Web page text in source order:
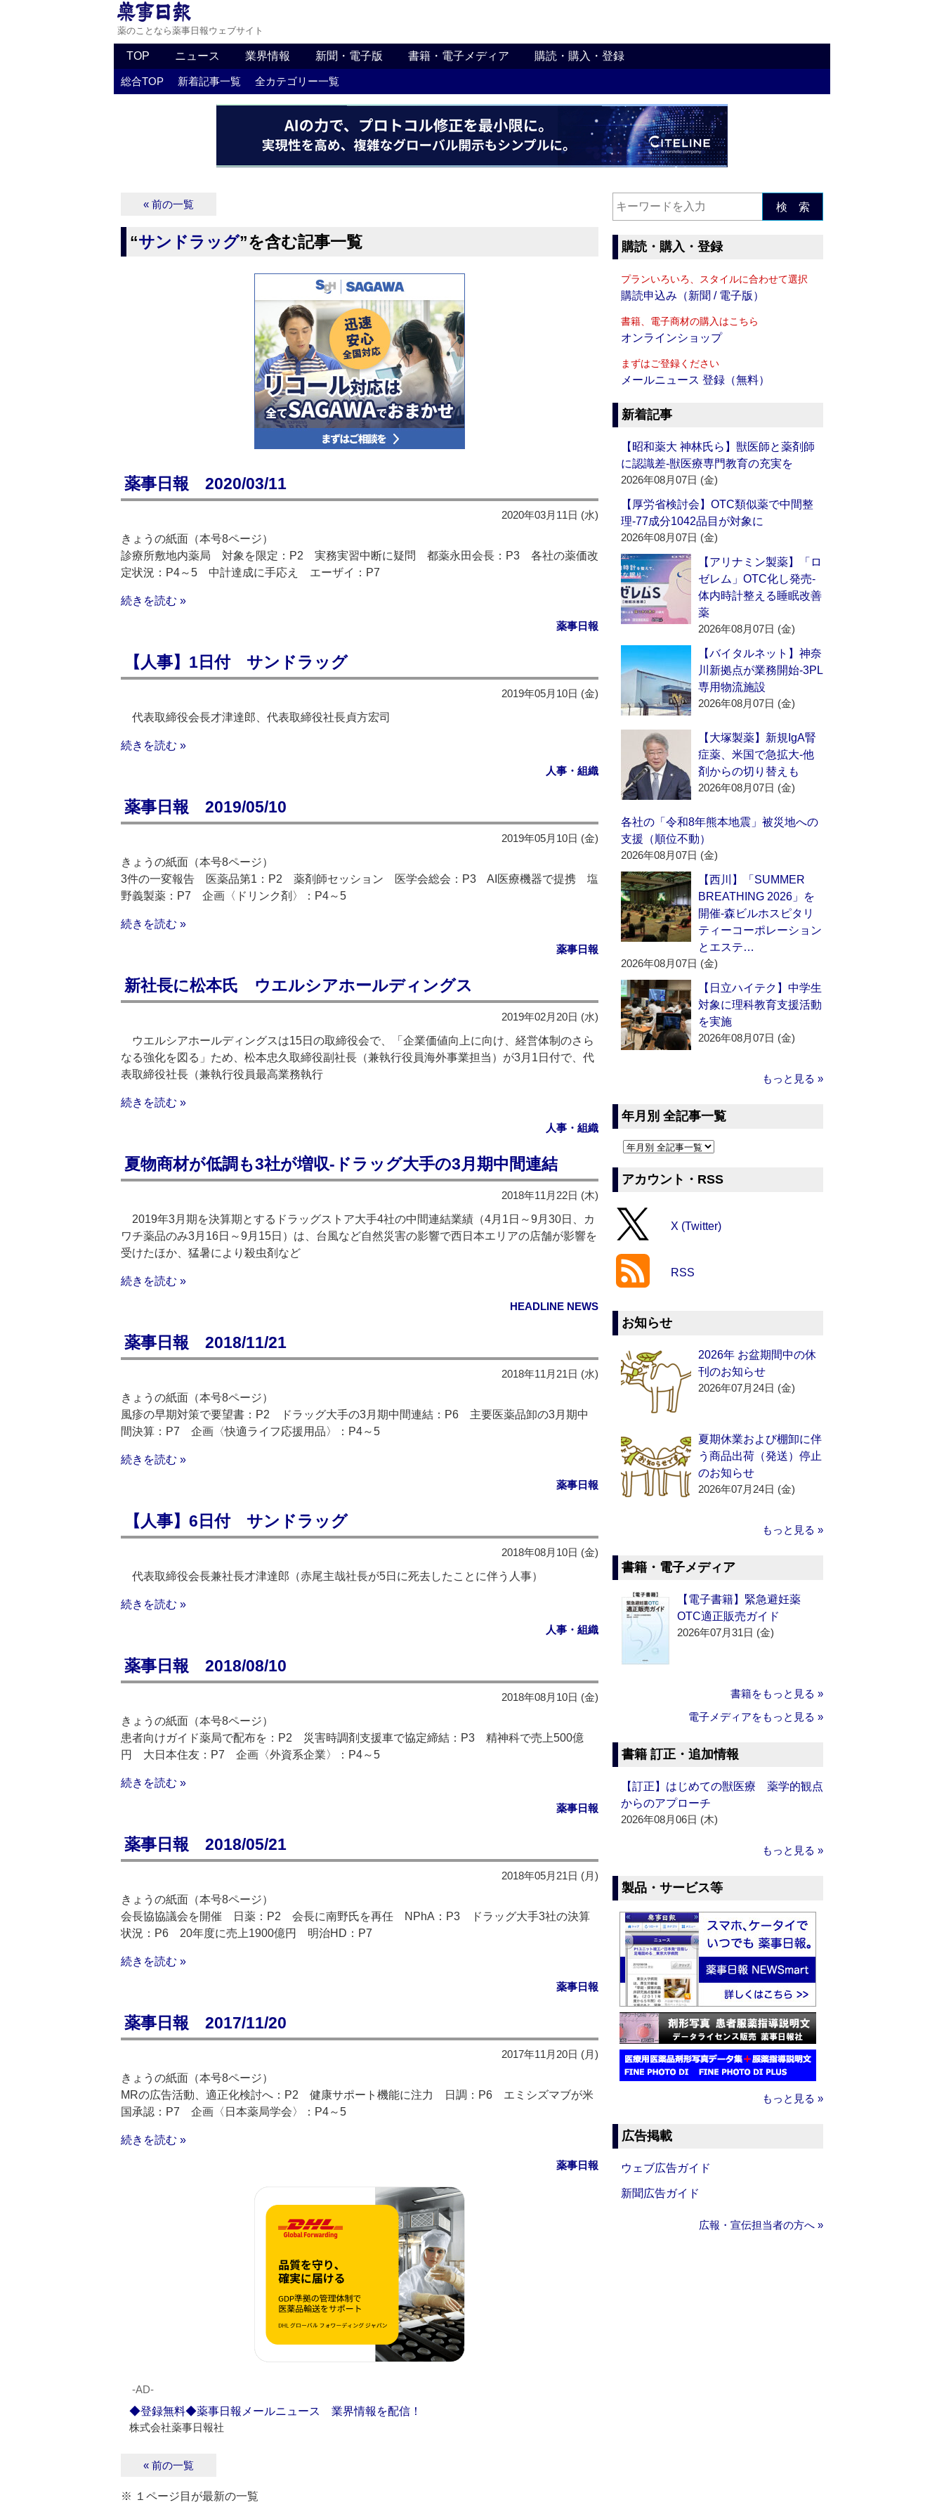
薬のことなら薬事日報ウェブサイト
TOP ニュース 業界情報 新聞・電子版 書籍・電子メディア 購読・購入・登録
総合TOP 新着記事一覧 全カテゴリー一覧
« 前の一覧
“サンドラッグ”を含む記事一覧
薬事日報 2020/03/11
2020年03月11日 (水)
きょうの紙面（本号8ページ）
診療所敷地内薬局 対象を限定：P2 実務実習中断に疑問 都薬永田会長：P3 各社の薬価改
定状況：P4～5 中計達成に手応え エーザイ：P7
続きを読む »
薬事日報
【人事】1日付 サンドラッグ
2019年05月10日 (金)
代表取締役会長才津達郎、代表取締役社長貞方宏司
続きを読む »
人事・組織
薬事日報 2019/05/10
2019年05月10日 (金)
きょうの紙面（本号8ページ）
3件の一変報告 医薬品第1：P2 薬剤師セッション 医学会総会：P3 AI医療機器で提携 塩
野義製薬：P7 企画〈ドリンク剤〉：P4～5
続きを読む »
薬事日報
新社長に松本氏 ウエルシアホールディングス
2019年02月20日 (水)
ウエルシアホールディングスは15日の取締役会で、「企業価値向上に向け、経営体制のさら
なる強化を図る」ため、松本忠久取締役副社長（兼執行役員海外事業担当）が3月1日付で、代
表取締役社長（兼執行役員最高業務執行
続きを読む »
人事・組織
夏物商材が低調も3社が増収‐ドラッグ大手の3月期中間連結
2018年11月22日 (木)
2019年3月期を決算期とするドラッグストア大手4社の中間連結業績（4月1日～9月30日、カ
ワチ薬品のみ3月16日～9月15日）は、台風など自然災害の影響で西日本エリアの店舗が影響を
受けたほか、猛暑により殺虫剤など
続きを読む »
HEADLINE NEWS
薬事日報 2018/11/21
2018年11月21日 (水)
きょうの紙面（本号8ページ）
風疹の早期対策で要望書：P2 ドラッグ大手の3月期中間連結：P6 主要医薬品卸の3月期中
間決算：P7 企画〈快適ライフ応援用品〉：P4～5
続きを読む »
薬事日報
【人事】6日付 サンドラッグ
2018年08月10日 (金)
代表取締役会長兼社長才津達郎（赤尾主哉社長が5日に死去したことに伴う人事）
続きを読む »
人事・組織
薬事日報 2018/08/10
2018年08月10日 (金)
きょうの紙面（本号8ページ）
患者向けガイド薬局で配布を：P2 災害時調剤支援車で協定締結：P3 精神科で売上500億
円 大日本住友：P7 企画〈外資系企業〉：P4～5
続きを読む »
薬事日報
薬事日報 2018/05/21
2018年05月21日 (月)
きょうの紙面（本号8ページ）
会長協協議会を開催 日薬：P2 会長に南野氏を再任 NPhA：P3 ドラッグ大手3社の決算
状況：P6 20年度に売上1900億円 明治HD：P7
続きを読む »
薬事日報
薬事日報 2017/11/20
2017年11月20日 (月)
きょうの紙面（本号8ページ）
MRの広告活動、適正化検討へ：P2 健康サポート機能に注力 日調：P6 エミシズマブが米
国承認：P7 企画〈日本薬局学会〉：P4～5
続きを読む »
薬事日報
‐AD‐
◆登録無料◆薬事日報メールニュース 業界情報を配信！
株式会社薬事日報社
« 前の一覧
※ １ページ目が最新の一覧
検 索
購読・購入・登録
プランいろいろ、スタイルに合わせて選択
購読申込み（新聞 / 電子版）
書籍、電子商材の購入はこちら
オンラインショップ
まずはご登録ください
メールニュース 登録（無料）
新着記事
【昭和薬大 神林氏ら】獣医師と薬剤師
に認識差‐獣医療専門教育の充実を
2026年08月07日 (金)
【厚労省検討会】OTC類似薬で中間整
理‐77成分1042品目が対象に
2026年08月07日 (金)
【アリナミン製薬】「ロ
ゼレム」OTC化し発売‐
体内時計整える睡眠改善
薬
2026年08月07日 (金)
【バイタルネット】神奈
川新拠点が業務開始‐3PL
専用物流施設
2026年08月07日 (金)
【大塚製薬】新規IgA腎
症薬、米国で急拡大‐他
剤からの切り替えも
2026年08月07日 (金)
各社の「令和8年熊本地震」被災地への
支援（順位不動）
2026年08月07日 (金)
【西川】「SUMMER
BREATHING 2026」を
開催‐森ビルホスピタリ
ティーコーポレーション
とエステ…
2026年08月07日 (金)
【日立ハイテク】中学生
対象に理科教育支援活動
を実施
2026年08月07日 (金)
もっと見る »
年月別 全記事一覧
アカウント・RSS
X (Twitter)
RSS
お知らせ
2026年 お盆期間中の休
刊のお知らせ
2026年07月24日 (金)
夏期休業および棚卸に伴
う商品出荷（発送）停止
のお知らせ
2026年07月24日 (金)
もっと見る »
書籍・電子メディア
【電子書籍】緊急避妊薬
OTC適正販売ガイド
2026年07月31日 (金)
書籍をもっと見る »
電子メディアをもっと見る »
書籍 訂正・追加情報
【訂正】はじめての獣医療 薬学的観点
からのアプローチ
2026年08月06日 (木)
もっと見る »
製品・サービス等
もっと見る »
広告掲載
ウェブ広告ガイド
新聞広告ガイド
広報・宣伝担当者の方へ »